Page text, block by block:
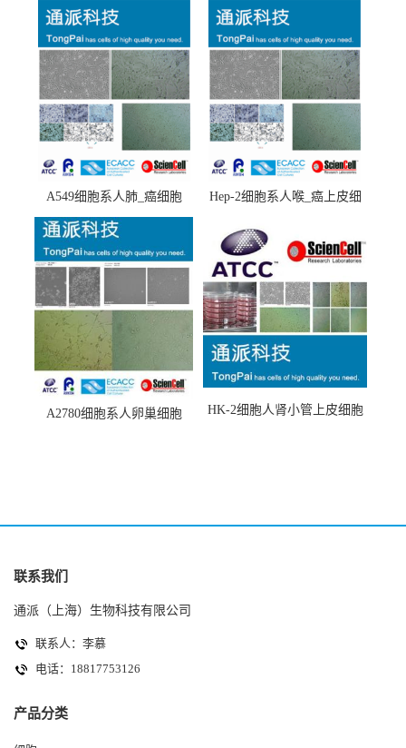
A549细胞系人肺_癌细胞
(A549细胞)
Hep-2细胞系人喉_癌上皮细
A2780细胞系人卵巢细胞
HK-2细胞人肾小管上皮细胞
联系我们
通派（上海）生物科技有限公司
联系人：李慕
电话：18817753126
产品分类